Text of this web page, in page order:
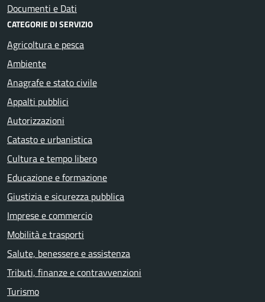
Documenti e Dati
CATEGORIE DI SERVIZIO
Agricoltura e pesca
Ambiente
Anagrafe e stato civile
Appalti pubblici
Autorizzazioni
Catasto e urbanistica
Cultura e tempo libero
Educazione e formazione
Giustizia e sicurezza pubblica
Imprese e commercio
Mobilità e trasporti
Salute, benessere e assistenza
Tributi, finanze e contravvenzioni
Turismo